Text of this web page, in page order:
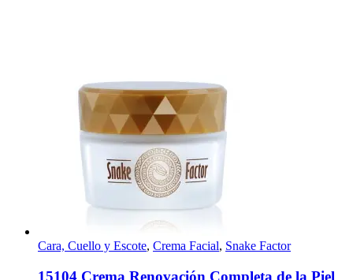
Cara, Cuello y Escote, Crema Facial, Snake Factor
15104 Crema Renovación Completa de la Piel